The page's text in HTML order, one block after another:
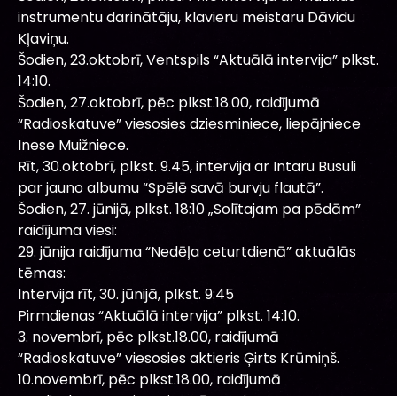
instrumentu darinātāju, klavieru meistaru Dāvidu
Kļaviņu.
Šodien, 23.oktobrī, Ventspils “Aktuālā intervija” plkst.
14:10.
Šodien, 27.oktobrī, pēc plkst.18.00, raidījumā
“Radioskatuve” viesosies dziesminiece, liepājniece
Inese Muižniece.
Rīt, 30.oktobrī, plkst. 9.45, intervija ar Intaru Busuli
par jauno albumu “Spēlē savā burvju flautā”.
Šodien, 27. jūnijā, plkst. 18:10 „Solītajam pa pēdām”
raidījuma viesi:
29. jūnija raidījuma “Nedēļa ceturtdienā” aktuālās
tēmas:
Intervija rīt, 30. jūnijā, plkst. 9:45
Pirmdienas “Aktuālā intervija” plkst. 14:10.
3. novembrī, pēc plkst.18.00, raidījumā
“Radioskatuve” viesosies aktieris Ģirts Krūmiņš.
10.novembrī, pēc plkst.18.00, raidījumā